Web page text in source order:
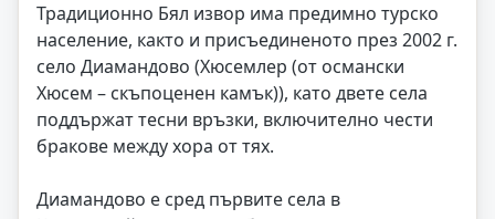
Традиционно Бял извор има предимно турско
население, както и присъединеното през 2002 г.
село Диамандово (Хюсемлер (от османски
Хюсем – скъпоценен камък)), като двете села
поддържат тесни връзки, включително чести
бракове между хора от тях.
Диамандово е сред първите села в